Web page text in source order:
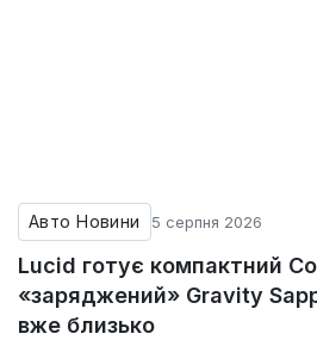
Авто Новини 5 серпня 2026
Lucid готує компактний
«заряджений» Gravity
вже близько